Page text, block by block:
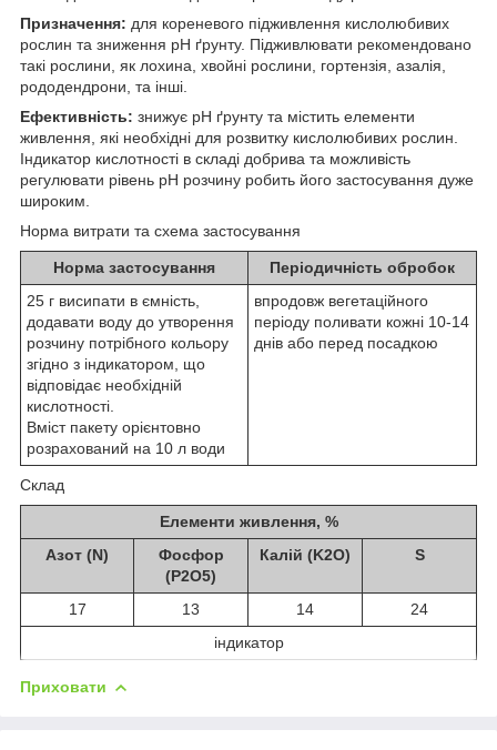
Призначення: для кореневого підживлення кислолюбивих
рослин та зниження рН ґрунту. Підживлювати рекомендовано
такі рослини, як лохина, хвойні рослини, гортензія, азалія,
рододендрони, та інші.
Ефективність: знижує рН ґрунту та містить елементи
живлення, які необхідні для розвитку кислолюбивих рослин.
Індикатор кислотності в складі добрива та можливість
регулювати рівень рН розчину робить його застосування дуже
широким.
Норма витрати та схема застосування
Норма застосування
Періодичність обробок
25 г висипати в ємність,
додавати воду до утворення
розчину потрібного кольору
згідно з індикатором, що
відповідає необхідній
кислотності.
Вміст пакету орієнтовно
розрахований на 10 л води
впродовж вегетаційного
періоду поливати кожні 10-14
днів або перед посадкою
Склад
Елементи живлення, %
Азот (N)
Фосфор
(P2O5)
Калій (K2O) S
17 13 14
24
індикатор
Приховати